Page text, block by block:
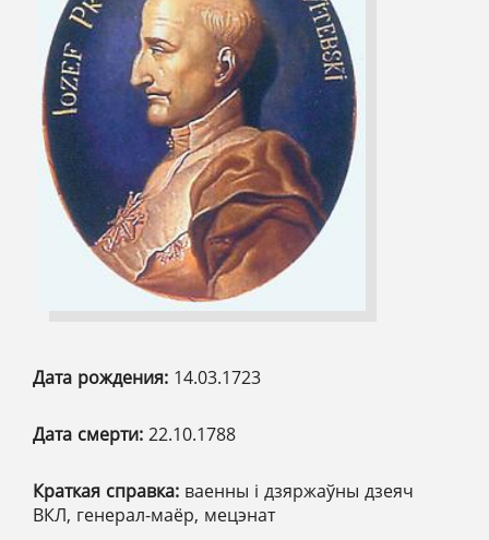
Дата рождения: 14.03.1723
Дата смерти: 22.10.1788
Краткая справка: ваенны і дзяржаўны дзеяч
ВКЛ, генерал-маёр, мецэнат